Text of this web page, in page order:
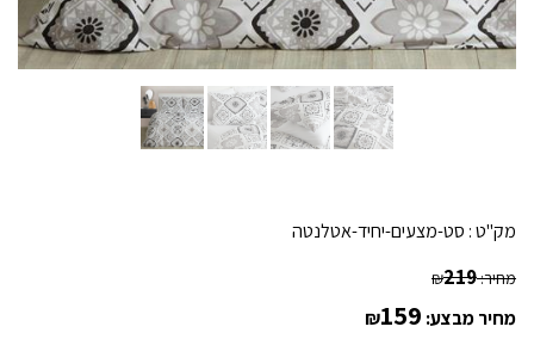
מק"ט : סט-מצעים-יחיד-אטלנטה
מחיר: ₪219
מחיר מבצע: ₪159